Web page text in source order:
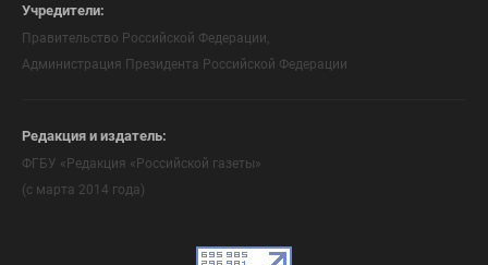
Учредители:
Правительство Российской Федерации,
Администрация Президента Российской Федерации
Редакция и издатель:
ФГБУ «Редакция «Российской газеты»
(с марта 2014 года)